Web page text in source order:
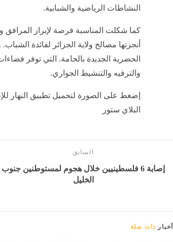
النشاطات الرياضية والشبابية.
كما شكلت المناسبة فرصة لإبراز المرافق
أنجزتها مصالح ولاية الجزائر لفائدة
الحضرية الجديدة بالحامة. التي توفر
والترفيه والتنشيط الجواري.
إضغط على الصورة لتحميل تطبيق النهار
البلاي ستور
السابق
إصابة 6 فلسطينيين خلال هجوم لمستوطنين جنوب
الخليل
أخبار ذات صلة